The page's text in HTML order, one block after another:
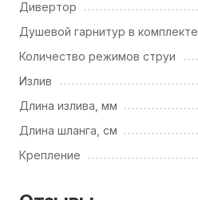
Дивертор
Душевой гарнитур в комплекте
Количество режимов струи
Излив
Длина излива, мм
Длина шланга, см
Крепление